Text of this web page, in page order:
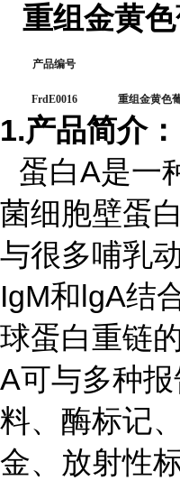
重组金黄
产品编号
FrdE0016 重组金黄色
1.产品简介：
蛋白A是一
菌细胞壁蛋
与很多哺乳
IgM和lgA结
球蛋白重链
A可与多种
料、酶标记
金、放射性